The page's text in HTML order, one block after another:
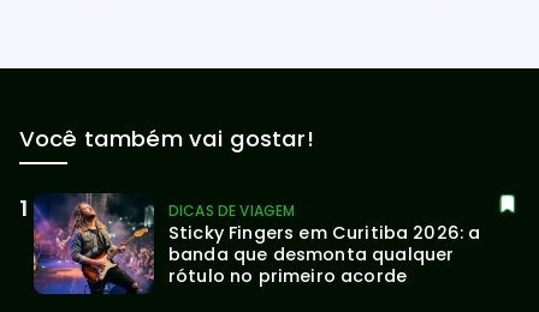
Você também vai gostar!
DICAS DE VIAGEM
Sticky Fingers em Curitiba 2026: a
banda que desmonta qualquer
rótulo no primeiro acorde